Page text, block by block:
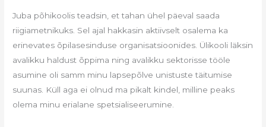
Juba põhikoolis teadsin, et tahan ühel päeval saada
riigiametnikuks. Sel ajal hakkasin aktiivselt osalema ka
erinevates õpilasesinduse organisatsioonides. Ülikooli läksin
avalikku haldust õppima ning avalikku sektorisse tööle
asumine oli samm minu lapsepõlve unistuste täitumise
suunas. Küll aga ei olnud ma pikalt kindel, milline peaks
olema minu erialane spetsialiseerumine.